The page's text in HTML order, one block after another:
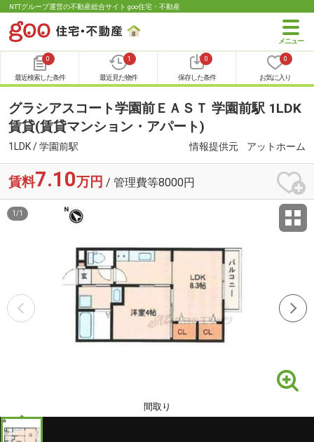
NTTグループ運営の不動産総合サイト goo住宅・不動産
0
最近検索した条件
1
最近見た物件
0
保存した条件
0
お気に入り
グラシアスコート学園前ＥＡＳＴ 学園前駅 1LDK
賃貸(賃貸マンション・アパート)
1LDK / 学園前駅 情報提供元 アットホーム
賃料7.10万円 / 管理費等8000円
間取り
1 /1